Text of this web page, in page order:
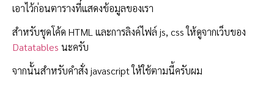
เอาไว้ก่อนตารางที่แสดงข้อมูลของเรา
สำหรับชุดโค้ด HTML และการลิงค์ไฟล์ js, css ให้ดูจากเว็บของ
Datatables นะครับ
จากนั้นสำหรับคำสั่ง javascript ให้ใช้ตามนี้ครับผม